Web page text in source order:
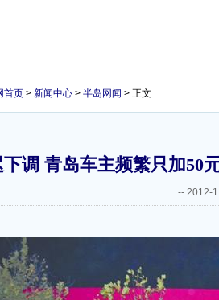
首页 > 新闻中心 > 半岛网闻 > 正文
调 青岛车主频繁只加50
-- 2012-